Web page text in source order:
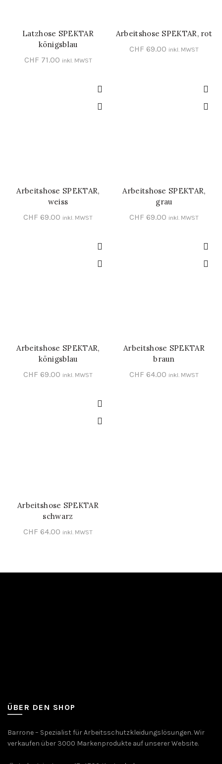
IN DEN WARENKORB
Latzhose SPEKTAR
königsblau
CHF 71.00 inkl. MWST
SCHNELL-EINKAUF
Arbeitshose SPEKTAR, rot
CHF 69.00 inkl. MWST
SCHNELL-EINKAUF
Arbeitshose SPEKTAR,
weiss
CHF 69.00 inkl. MWST
SCHNELL-EINKAUF
Arbeitshose SPEKTAR,
grau
CHF 69.00 inkl. MWST
SCHNELL-EINKAUF
Arbeitshose SPEKTAR,
königsblau
CHF 69.00 inkl. MWST
SCHNELL-EINKAUF
Arbeitshose SPEKTAR
braun
CHF 64.00 inkl. MWST
SCHNELL-EINKAUF
Arbeitshose SPEKTAR
schwarz
CHF 64.00 inkl. MWST
ÜBER DEN SHOP
Barrone – Spezialist für Arbeitsschutzkleidungslösungen. Wir
verkaufen über 3000 Markenprodukte auf unserer Website.